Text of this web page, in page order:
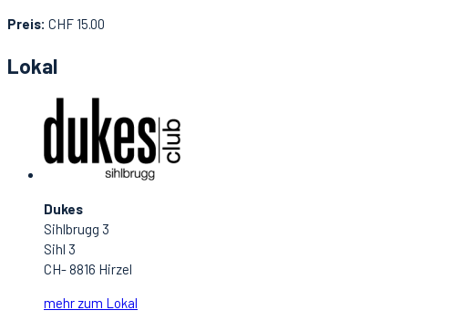
Preis: CHF 15.00
Lokal
Dukes
Sihlbrugg 3
Sihl 3
CH- 8816 Hirzel
mehr zum Lokal